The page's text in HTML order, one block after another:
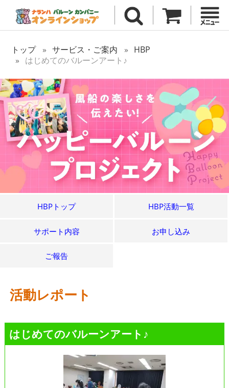
トップ サービス・ご案内
HBP
はじめてのバルーンアート♪
HBPトップ HBP活動一覧
サポート内容 お申し込み
ご報告
活動レポート
はじめてのバルーンアート♪